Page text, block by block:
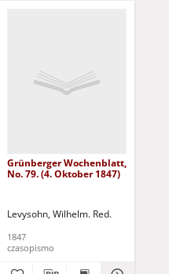
Grünberger Wochenblatt,
No. 79. (4. Oktober 1847)
Levysohn, Wilhelm. Red.
1847
czasopismo